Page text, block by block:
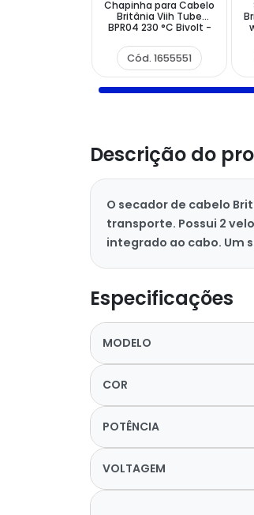
Chapinha para Cabelo
Britânia Viih Tube
BPR04 230 °C Bivolt -
Cód. 1655551
Descrição do
O secador de cabelo
transporte. Possui 2
integrado ao cabo. Um
Especificações
MODELO
COR
POTÊNCIA
VOLTAGEM